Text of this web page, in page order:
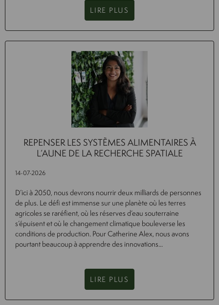
LIRE PLUS
REPENSER LES SYSTÈMES ALIMENTAIRES À
L’AUNE DE LA RECHERCHE SPATIALE
14-07-2026
D’ici à 2050, nous devrons nourrir deux milliards de personnes
de plus. Le défi est immense sur une planète où les terres
agricoles se raréfient, où les réserves d’eau souterraine
s’épuisent et où le changement climatique bouleverse les
conditions de production. Pour Catherine Alex, nous avons
pourtant beaucoup à apprendre des innovations...
LIRE PLUS